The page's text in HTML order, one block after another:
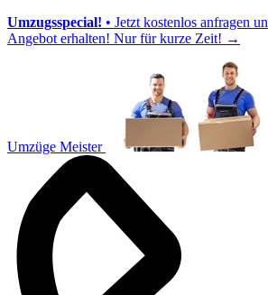
Umzugsspecial! • Jetzt kostenlos anfragen
Angebot erhalten! Nur für kurze Zeit! →
Umzüge Meister